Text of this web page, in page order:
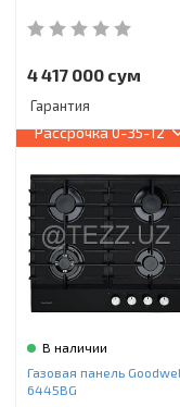
4 417 000 сум
Гарантия
Рассрочка0-35-12
В наличии
Газовая панель
6445BG